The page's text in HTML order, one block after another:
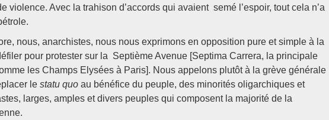
violence. Avec la trahison d’accords qui avaient semé l’espoir, tout cela n’a
nous, anarchistes, nous nous exprimons en opposition pure et simple à la
pour protester sur la Septième Avenue [Septima Carrera, la principale
les Champs Elysées à Paris]. Nous appelons plutôt à la grève générale
le statu quo au bénéfice du peuple, des minorités oligarchiques et
larges, amples et divers peuples qui composent la majorité de la